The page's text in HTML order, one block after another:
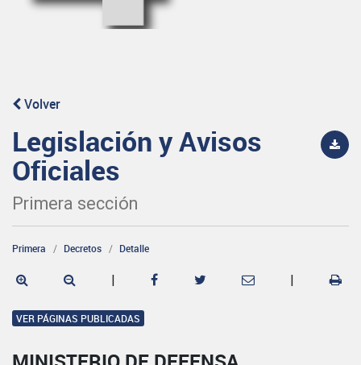
Volver
Legislación y Avisos
Oficiales
Primera sección
Primera Decretos Detalle
| |
VER PÁGINAS PUBLICADAS